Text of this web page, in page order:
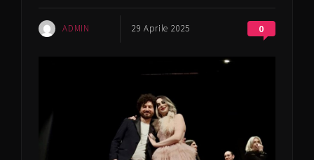
ADMIN 29 Aprile 2025 0